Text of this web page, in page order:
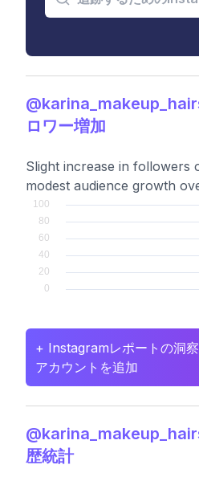
ロワー増加
Slight increase in followers
modest audience growth
+ Instagramレポートの洞
アカウントを追加
歴統計